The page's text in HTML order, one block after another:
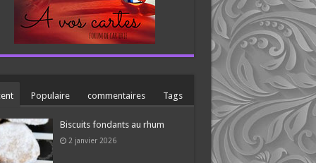
Populaire commentaires Tags
Biscuits fondants au rhum
2 janvier 2026